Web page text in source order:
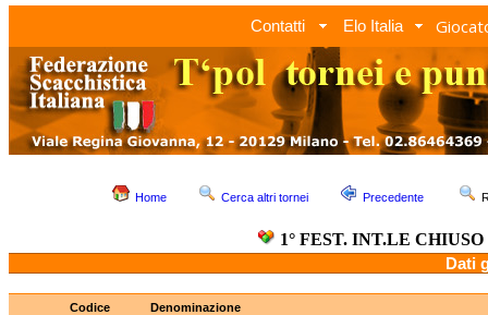
Contatti Elo Italia
Home Cerca altri tornei Precedente
1° FEST. INT.LE
Dati
Codice
Denominazione